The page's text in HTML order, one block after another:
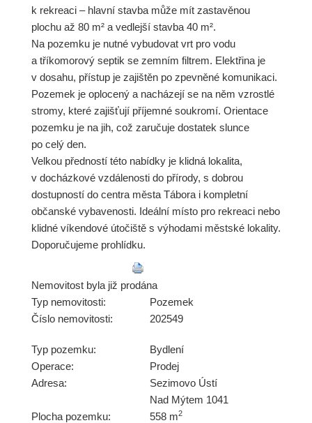
k rekreaci – hlavní stavba může mít zastavěnou
plochu až 80 m² a vedlejší stavba 40 m².
Na pozemku je nutné vybudovat vrt pro vodu
a tříkomorový septik se zemním filtrem. Elektřina je
v dosahu, přístup je zajištěn po zpevněné komunikaci.
Pozemek je oplocený a nacházejí se na něm vzrostlé
stromy, které zajišťují příjemné soukromí. Orientace
pozemku je na jih, což zaručuje dostatek slunce
po celý den.
Velkou předností této nabídky je klidná lokalita,
v docházkové vzdálenosti do přírody, s dobrou
dostupností do centra města Tábora i kompletní
občanské vybavenosti. Ideální místo pro rekreaci nebo
klidné víkendové útočiště s výhodami městské lokality.
Doporučujeme prohlídku.
Nemovitost byla již prodána
Typ nemovitosti:
Pozemek
Číslo nemovitosti:
202549
Typ pozemku:
Bydlení
Operace:
Prodej
Adresa:
Sezimovo Ústí
Nad Mýtem 1041
Plocha pozemku:
558 m2